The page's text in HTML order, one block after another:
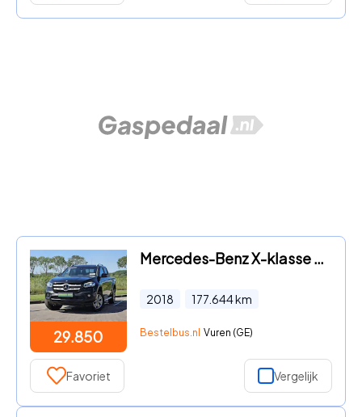
29.850
Mercedes-Benz X-klasse - 250 POWER Navi 4x4
2018 177.644km
Bestelbus.nl Vuren (GE)
Favoriet Vergelijk